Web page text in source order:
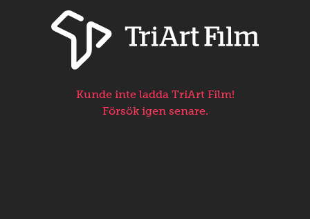
Kunde inte ladda TriArt Film!
Försök igen senare.